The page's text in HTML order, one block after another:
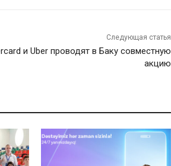
Следующая статья
и Uber проводят в Баку совместную
акцию